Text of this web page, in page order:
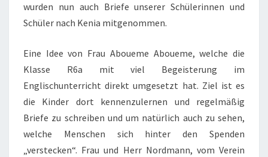
wurden nun auch Briefe unserer Schülerinnen und
Schüler nach Kenia mitgenommen.
Eine Idee von Frau Aboueme Aboueme, welche die
Klasse R6a mit viel Begeisterung im
Englischunterricht direkt umgesetzt hat. Ziel ist es
die Kinder dort kennenzulernen und regelmäßig
Briefe zu schreiben und um natürlich auch zu sehen,
welche Menschen sich hinter den Spenden
„verstecken“. Frau und Herr Nordmann, vom Verein